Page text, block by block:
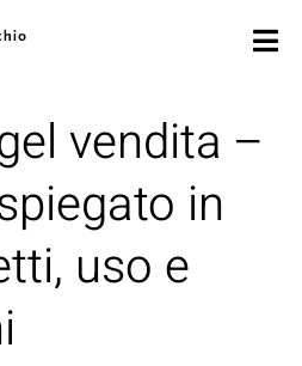
vendita –
in
uso e